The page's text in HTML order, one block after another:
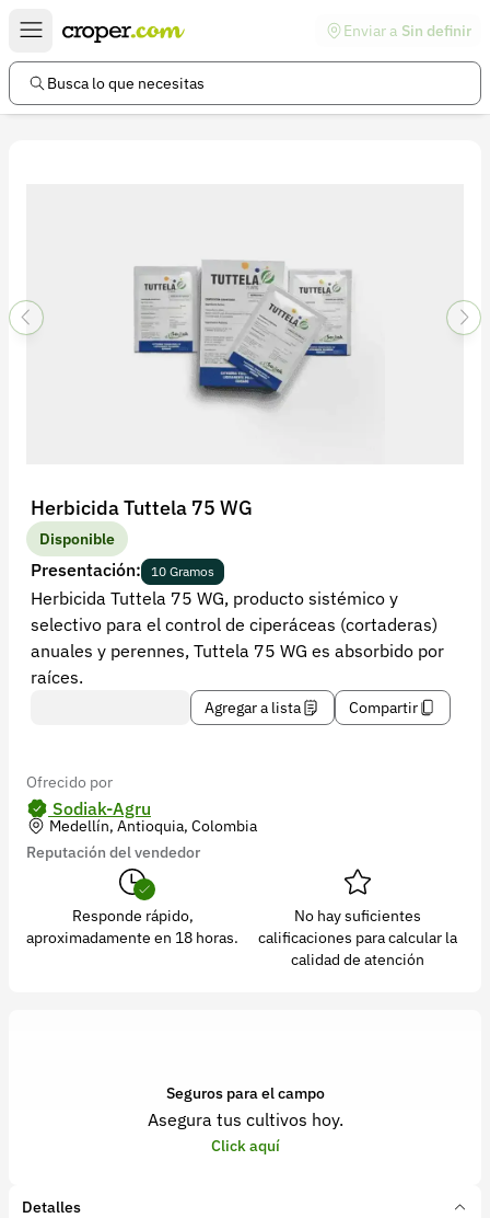
Enviar a Sin definir
Busca lo que necesitas
Herbicida Tuttela 75 WG
Disponible
Presentación: 10 Gramos
Herbicida Tuttela 75 WG, producto sistémico y
selectivo para el control de ciperáceas (cortaderas)
anuales y perennes, Tuttela 75 WG es absorbido por
raíces.
Agregar a lista Compartir
Ofrecido por
Sodiak-Agru
Medellín, Antioquia, Colombia
Reputación del vendedor
Responde rápido,
aproximadamente en 18 horas.
No hay suficientes
calificaciones para calcular la
calidad de atención
Seguros para el campo
Asegura tus cultivos hoy.
Click aquí
Detalles
Enlaces de interés
Preguntas frecuentes
Política de devoluciones
Política de privacidad
Recuperar contraseña
Contacto
Soporte
+57 323 2931928
contacto@croper.com
© 2026 Croper.com Todos los derechos reservados
Síguenos